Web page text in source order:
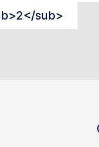
sub>